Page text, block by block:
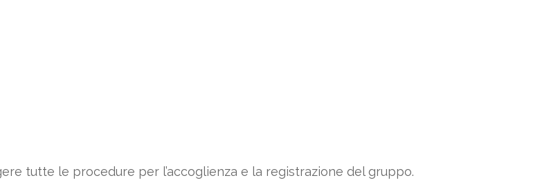
tutte le procedure per l’accoglienza e la registrazione del gruppo.